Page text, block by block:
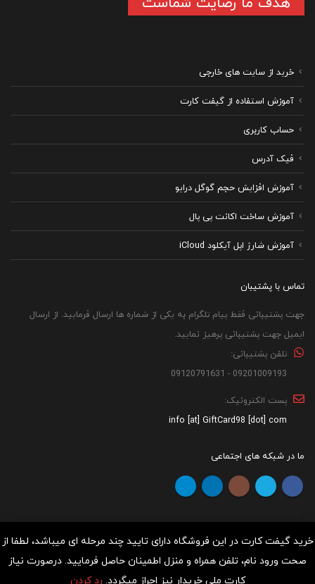
خرید گیفت کارت در این فروشگاه دارای تایید چند مرحله ای میباشد، لطفا از
صحت ورود نام، تلفن همراه و منزل اطمینان حاصل فرمایید. درصورت نیاز
کارت ملی خریدار نیز احراز میگردد. رد کردن
خرید از سایت های خارجی
آموزش استفاده از گیفت کارت
حساب کاربری
فیک آدرس
آموزش افزایش حجم گوگل درایو
آموزش ساخت اکانت پی پال
آموزش شارژ اپل آیکلود iCloud
تماس با پشتیبان
جهت پشتیبانی فقط پیام تلگرام به یکی از شماره ها ارسال فرمایید. از ارسال
ایمیل جهت پشتیبانی پرهیز نمایید.
تلفن پشتیبانی:
09201009193 - 09120791631
پست الکترونیک:
info [at] GiftCard98 [dot] com
ما در شبکه های اجتماعی
کلیه حقوق مادی و معنوی برای "گیفت کارت 98" محفوظ می باشد.